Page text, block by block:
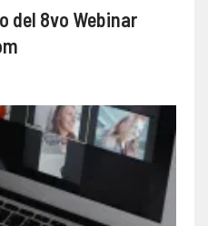
del 8vo Webinar